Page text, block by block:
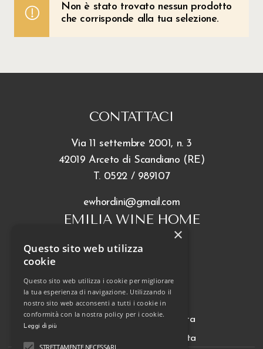
Confezioni 4
Non è stato trovato nessun prodotto
che corrisponde alla tua selezione.
CONTATTACI
Via 11 settembre 2001, n. 3
42019 Arceto di Scandiano (RE)
T. 0522 / 989107
ewhordini@gmail.com
EMILIA WINE HOME
FAQ
Tariffe e Condizioni di vendita
Termini e Condizioni di vendita
×
Questo sito web utilizza
cookie
Questo sito web utilizza i cookie per migliorare
la tua esperienza di navigazione. Utilizzando il
nostro sito web acconsenti a tutti i cookie in
conformità con la nostra policy per i cookie.
Leggi di più
STRETTAMENTE NECESSARI